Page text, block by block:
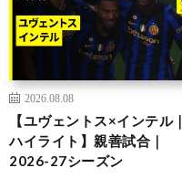
2026.08.08
【ユヴェントス×インテル｜
ハイライト】親善試合｜
2026-27シーズン